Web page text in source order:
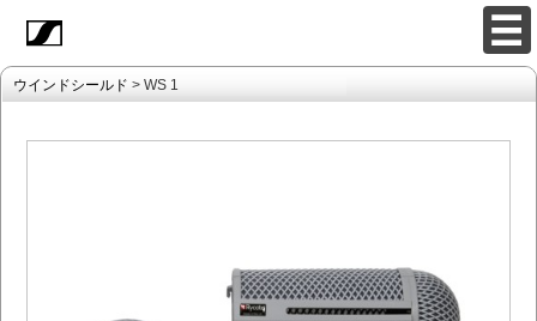
ウインドシールド > WS 1